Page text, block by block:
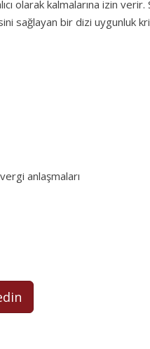
olarak kalmalarına izin verir.
sağlayan bir dizi uygunluk
anlaşmaları